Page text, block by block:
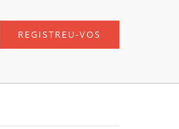
REGISTREU-VOS